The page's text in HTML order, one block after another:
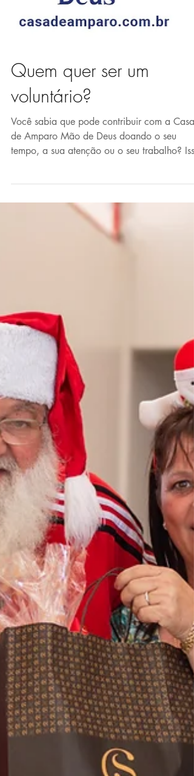
Quem quer ser um
voluntário?
Você sabia que pode contribuir com a Casa
de Amparo Mão de Deus doando o seu
tempo, a sua atenção ou o seu trabalho? Isso